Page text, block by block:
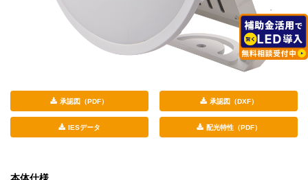
承認図（PDF） 承認図（DXF）
IESデータ 配光特性（PDF）
本体仕様